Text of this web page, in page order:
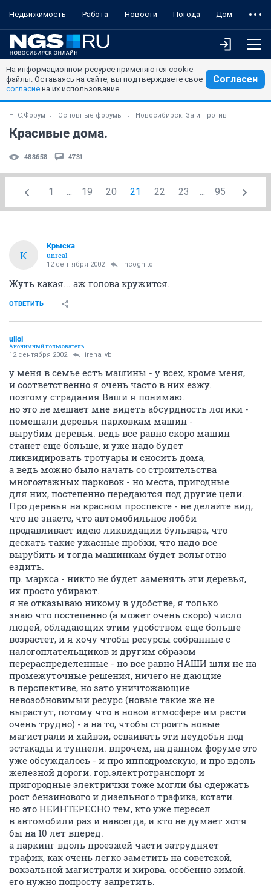
Недвижимость Работа Новости Погода Дом
На информационном ресурсе применяются cookie-
файлы. Оставаясь на сайте, вы подтверждаете свое
согласие на их использование.
Согласен
НГС.Форум Основные форумы Новосибирск: За и Против
Красивые дома.
488658 4731
1 ... 19 20 21 22 23 ... 95
К
Крыска
unreal
12 сентября 2002 Incognito
Жуть какая... аж голова кружится.
ОТВЕТИТЬ
ulloi
Анонимный пользователь
12 сентября 2002 irena_vb
у меня в семье есть машины - у всех, кроме меня,
и соответственно я очень часто в них езжу.
поэтому страдания Ваши я понимаю.
но это не мешает мне видеть абсурдность логики -
помешали деревья парковкам машин -
вырубим деревья. ведь все равно скоро машин
станет еще больше, и уже надо будет
ликвидировать тротуары и сносить дома,
а ведь можно было начать со строительства
многоэтажных парковок - но места, пригодные
для них, постепенно передаются под другие цели.
Про деревья на красном проспекте - не делайте вид,
что не знаете, что автомобильное лобби
продавливает идею ликвидации бульвара, что
дескать такие ужасные пробки, что надо все
вырубить и тогда машинкам будет вольготно
ездить.
пр. маркса - никто не будет заменять эти деревья,
их просто убирают.
я не отказываю никому в удобстве, я только
знаю что постепенно (а может очень скоро) число
людей, обладающих этим удобством еще больше
возрастет, и я хочу чтобы ресурсы собранные с
налогоплательщиков и другим образом
перераспределенные - но все равно НАШИ шли не на
промежуточные решения, ничего не дающие
в перспективе, но зато уничтожающие
невозобновимый ресурс (новые такие же не
вырастут, потому что в новой атмосфере им расти
очень трудно) - а на то, чтобы строить новые
магистрали и хайвэи, осваивать эти неудобья под
эстакады и туннели. впрочем, на данном форуме это
уже обсуждалось - и про ипподромскую, и про вдоль
железной дороги. гор.электротранспорт и
пригородные электрички тоже могли бы сдержать
рост бензинового и дизельного трафика, кстати.
но это НЕИНТЕРЕСНО тем, кто уже пересел
в автомобили раз и навсегда, и кто не думает хотя
бы на 10 лет вперед.
а паркинг вдоль проезжей части затрудняет
трафик, как очень легко заметить на советской,
вокзальной магистрали и кирова. особенно зимой.
его нужно попросту запретить.